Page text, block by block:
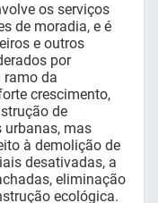
os serviços
de moradia, e é
e outros
por
ramo da
crescimento,
de
urbanas, mas
à demolição de
desativadas, a
eliminação
ecológica.